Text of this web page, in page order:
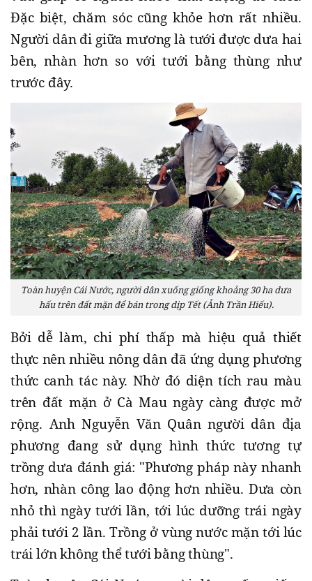
Đặc biệt, chăm sóc cũng khỏe hơn rất nhiều.
Người dân đi giữa mương là tưới được dưa hai
bên, nhàn hơn so với tưới bằng thùng như
trước đây.
Toàn huyện Cái Nước, người dân xuống giống khoảng 30 ha dưa
hấu trên đất mặn để bán trong dịp Tết (Ảnh Trần Hiếu).
Bởi dễ làm, chi phí thấp mà hiệu quả thiết
thực nên nhiều nông dân đã ứng dụng phương
thức canh tác này. Nhờ đó diện tích rau màu
trên đất mặn ở Cà Mau ngày càng được mở
rộng. Anh Nguyễn Văn Quân người dân địa
phương đang sử dụng hình thức tương tự
trồng dưa đánh giá: "Phương pháp này nhanh
hơn, nhàn công lao động hơn nhiều. Dưa còn
nhỏ thì ngày tưới lần, tới lúc dưỡng trái ngày
phải tưới 2 lần. Trồng ở vùng nước mặn tới lúc
trái lớn không thể tưới bằng thùng".